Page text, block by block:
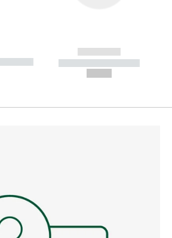
--------
------------
----------- -----------